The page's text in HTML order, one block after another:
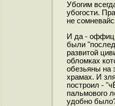
Убогим
убогости.
не
И да -
были
развитой
обломках
обезьяны на
храмах. И
построил -
пальмового
удобно